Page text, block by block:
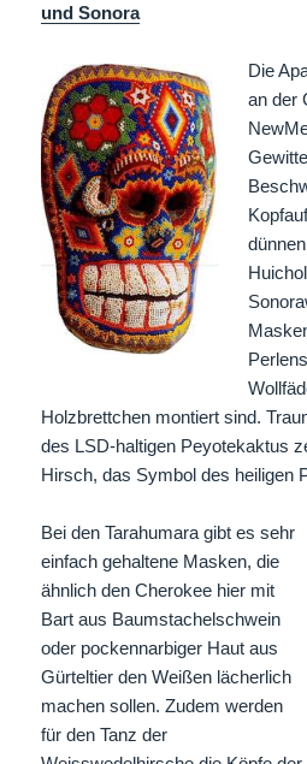
und Sonora
Die
an der
Holzbrettchen montiert sind.
des LSD-haltigen Peyotekaktus
Hirsch, das Symbol des heiligen
Bei den Tarahumara gibt es sehr
einfach gehaltene Masken, die
ähnlich den Cherokee hier mit
Bart aus Baumstachelschwein
oder pockennarbiger Haut aus
Gürteltier den Weißen lächerlich
machen sollen. Zudem werden
für den Tanz der